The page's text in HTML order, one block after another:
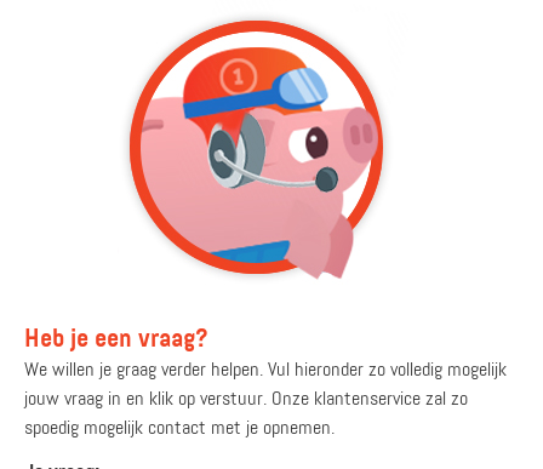
Heb je een vraag?
We willen je graag verder helpen. Vul hieronder zo volledig mogelijk
jouw vraag in en klik op verstuur. Onze klantenservice zal zo
spoedig mogelijk contact met je opnemen.